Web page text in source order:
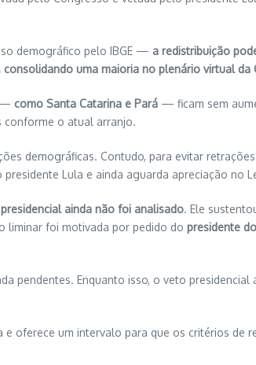
demográfico pelo IBGE — a redistribuição
consolidando uma maioria no plenário virtual da
— como Santa Catarina e Pará — ficam sem
conforme o atual arranjo.
demográficas. Contudo, para evitar
Lula e ainda aguarda apreciação no
ainda não foi analisado. Ele
liminar foi motivada por pedido do presidente
pendentes. Enquanto isso, o veto presidencial
oferece um intervalo para que os critérios de